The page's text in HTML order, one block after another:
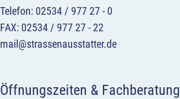
Telefon: 02534 / 977 27 - 0
FAX: 02534 / 977 27 - 22
mail@strassenausstatter.de
Öffnungszeiten & Fachberatung